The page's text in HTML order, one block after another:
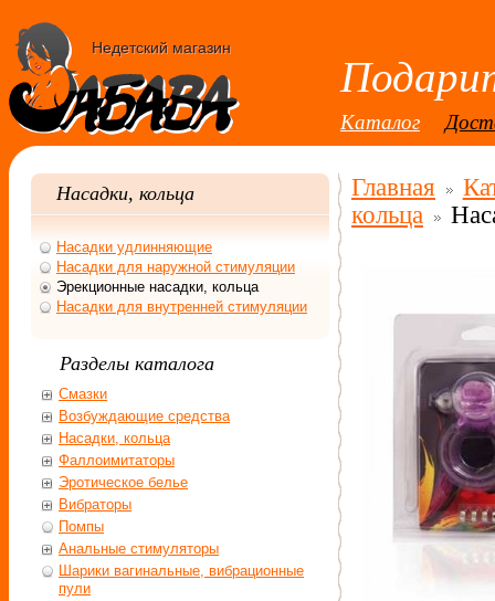
Недетский магазин
Каталог
Главная
кольца
Насадки, кольца
Насадки удлинняющие
Насадки для наружной стимуляции
Эрекционные насадки, кольца
Насадки для внутренней стимуляции
Разделы каталога
Смазки
Возбуждающие средства
Насадки, кольца
Фаллоимитаторы
Эротическое белье
Вибраторы
Помпы
Анальные стимуляторы
Шарики вагинальные, вибрационные
пули